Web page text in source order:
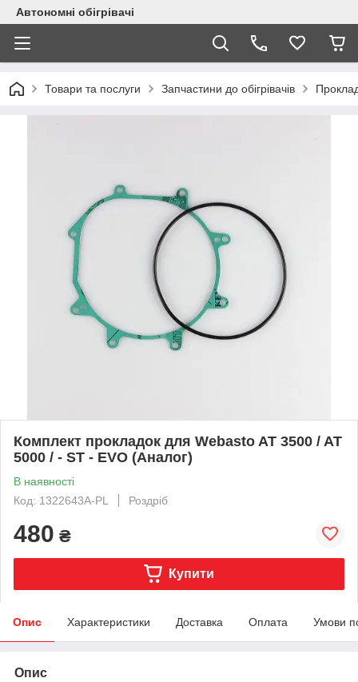
Автономні обігрівачі
Товари та послуги Запчастини до обігрівачів
Комплект прокладок для Webasto AT 3500 / AT
5000 / - ST - EVO (Аналог)
В наявності
Код: 1322643A-PL
Роздріб
480 ₴
Купити
Опис Характеристики Доставка Оплата Умови
Опис